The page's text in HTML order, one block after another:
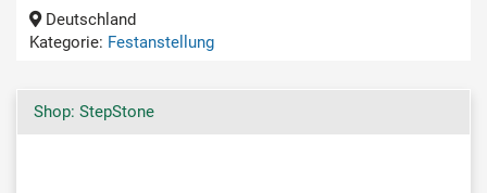
Deutschland
Kategorie: Festanstellung
Shop: StepStone